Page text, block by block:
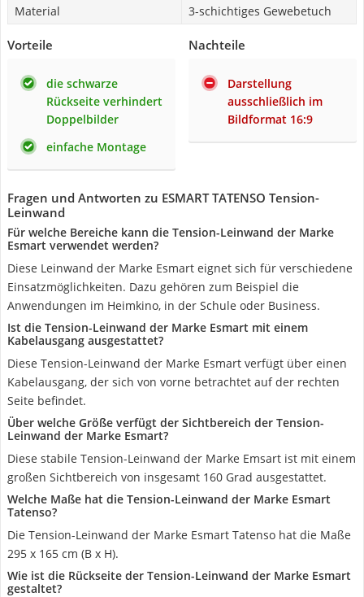
Material
3-schichtiges Gewebetuch
Vorteile
die schwarze
Rückseite verhindert
Doppelbilder
einfache Montage
Nachteile
Darstellung
ausschließlich im
Bildformat 16:9
Fragen und Antworten zu ESMART TATENSO Tension-
Leinwand
Für welche Bereiche kann die Tension-Leinwand der Marke
Esmart verwendet werden?
Diese Leinwand der Marke Esmart eignet sich für verschiedene
Einsatzmöglichkeiten. Dazu gehören zum Beispiel die
Anwendungen im Heimkino, in der Schule oder Business.
Ist die Tension-Leinwand der Marke Esmart mit einem
Kabelausgang ausgestattet?
Diese Tension-Leinwand der Marke Esmart verfügt über einen
Kabelausgang, der sich von vorne betrachtet auf der rechten
Seite befindet.
Über welche Größe verfügt der Sichtbereich der Tension-
Leinwand der Marke Esmart?
Diese stabile Tension-Leinwand der Marke Emsart ist mit einem
großen Sichtbereich von insgesamt 160 Grad ausgestattet.
Welche Maße hat die Tension-Leinwand der Marke Esmart
Tatenso?
Die Tension-Leinwand der Marke Esmart Tatenso hat die Maße
295 x 165 cm (B x H).
Wie ist die Rückseite der Tension-Leinwand der Marke Esmart
gestaltet?